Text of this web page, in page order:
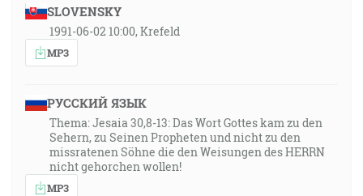
SLOVENSKY
1991-06-02 10:00, Krefeld
MP3
РУССКИЙ ЯЗЫК
Thema: Jesaia 30,8-13: Das Wort Gottes kam zu den
Sehern, zu Seinen Propheten und nicht zu den
missratenen Söhne die den Weisungen des HERRN
nicht gehorchen wollen!
MP3